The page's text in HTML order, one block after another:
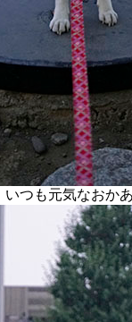
つも元気なおか